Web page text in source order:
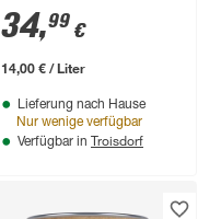
34,99 €
14,00 € / Liter
Lieferung nach Hause
Nur wenige verfügbar
Verfügbar in Troisdorf